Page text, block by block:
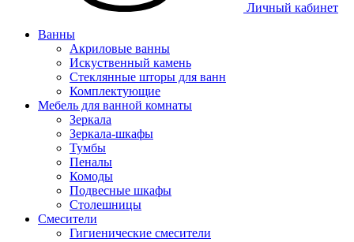
Личный кабинет
Ванны
Акриловые ванны
Искуственный камень
Стеклянные шторы для ванн
Комплектующие
Мебель для ванной комнаты
Зеркала
Зеркала-шкафы
Тумбы
Пеналы
Комоды
Подвесные шкафы
Столешницы
Смесители
Гигиенические смесители